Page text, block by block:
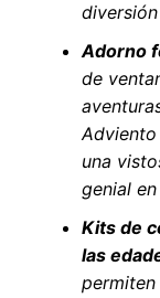
Adorno
de
Adviento
una
genial
Kits de
las